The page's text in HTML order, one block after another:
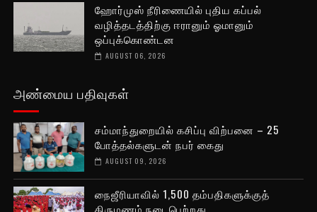
ஹோர்முஸ் நீரிணையில் புதிய கப்பல்
வழித்தடத்திற்கு ஈரானும் ஓமானும்
ஒப்புக்கொண்டன
AUGUST 06, 2026
அண்மைய பதிவுகள்
சம்மாந்துறையில் கசிப்பு விற்பனை – 25
போத்தல்களுடன் நபர் கைது
AUGUST 09, 2026
நைஜீரியாவில் 1,500 தம்பதிகளுக்குத்
திருமணம் நடைபெற்றது